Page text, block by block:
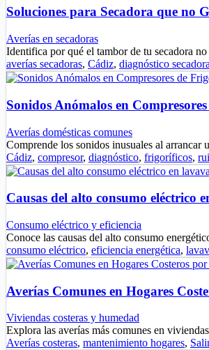
Soluciones para Secadora que no
Averías en secadoras
Identifica por qué el tambor de tu secadora
averías secadoras, Cádiz, diagnóstico secadora
Sonidos Anómalos en
Averías domésticas comunes
Comprende los sonidos inusuales al
Cádiz, compresor, diagnóstico, frigoríficos,
Causas del alto consumo eléctrico
Consumo eléctrico y eficiencia
Conoce las causas del alto consumo
consumo eléctrico, eficiencia energética,
Averías Comunes en Hogares
Viviendas costeras y humedad
Explora las averías más comunes en
Averías costeras, mantenimiento hogares,